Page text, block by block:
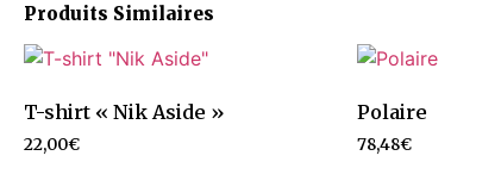
Produits Similaires
T-shirt « Nik Aside »
22,00€
Polaire
78,48€